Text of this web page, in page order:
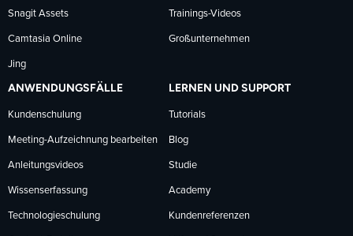
Snagit Assets
Camtasia Online
Jing
Trainings-Videos
Großunternehmen
ANWENDUNGSFÄLLE
Kundenschulung
Meeting-Aufzeichnung bearbeiten
Anleitungsvideos
Wissenserfassung
Technologieschulung
LERNEN UND SUPPORT
Tutorials
Blog
Studie
Academy
Kundenreferenzen